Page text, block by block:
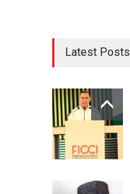
Latest Posts